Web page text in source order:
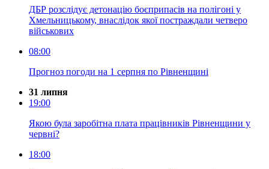
ДБР розслідує детонацію боєприпасів на полігоні у
Хмельницькому, внаслідок якої постраждали четверо
військових
08:00
Прогноз погоди на 1 серпня по Рівненщині
31 липня
19:00
Якою була заробітна плата працівників Рівненщини у
червні?
18:00